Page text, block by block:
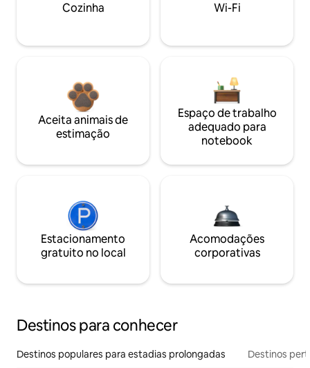
Cozinha Wi-Fi
Aceita animais de
estimação
Espaço de trabalho
adequado para
notebook
Estacionamento
gratuito no local
Acomodações
corporativas
Destinos para conhecer
Destinos populares para estadias prolongadas Destinos